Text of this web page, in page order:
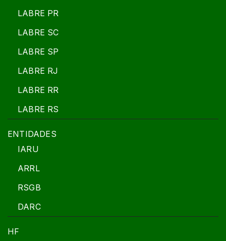
LABRE PR
LABRE SC
LABRE SP
LABRE RJ
LABRE RR
LABRE RS
ENTIDADES
IARU
ARRL
RSGB
DARC
HF